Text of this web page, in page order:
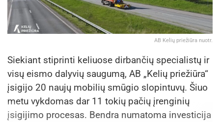
įkrovimo stoteles numatoma, kad didės
elektromobilių pasiūla. Keliautojai, norintys
išbandyti tvaresnę transporto priemonę,
metu tikimasi platesnio elektromobilių
modelių pasirinkimo nuomai.
• Rezervacija ir kainos: siekiant geriausios
patirties, užsisakykite automobilį iš anksto.
AB Kelių priežiūra nuotr.
Siekiant stiprinti keliuose dirbančių specialistų ir
visų eismo dalyvių saugumą, AB „Kelių priežiūra“
įsigijo 20 naujų mobilių smūgio slopintuvų. Šiuo
metu vykdomas dar 11 tokių pačių įrenginių
įsigijimo procesas. Bendra numatoma investicija